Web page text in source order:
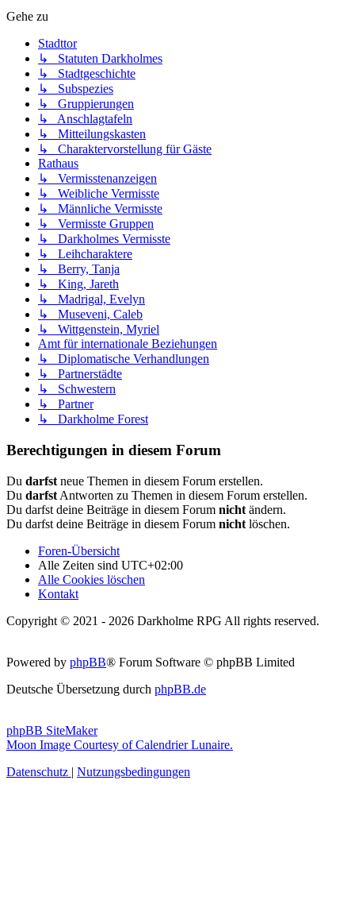
Gehe zu
Stadttor
↳ Statuten Darkholmes
↳ Stadtgeschichte
↳ Subspezies
↳ Gruppierungen
↳ Anschlagtafeln
↳ Mitteilungskasten
↳ Charaktervorstellung für Gäste
Rathaus
↳ Vermisstenanzeigen
↳ Weibliche Vermisste
↳ Männliche Vermisste
↳ Vermisste Gruppen
↳ Darkholmes Vermisste
↳ Leihcharaktere
↳ Berry, Tanja
↳ King, Jareth
↳ Madrigal, Evelyn
↳ Museveni, Caleb
↳ Wittgenstein, Myriel
Amt für internationale Beziehungen
↳ Diplomatische Verhandlungen
↳ Partnerstädte
↳ Schwestern
↳ Partner
↳ Darkholme Forest
Berechtigungen in diesem Forum
Du darfst neue Themen in diesem Forum erstellen.
Du darfst Antworten zu Themen in diesem Forum erstellen.
Du darfst deine Beiträge in diesem Forum nicht ändern.
Du darfst deine Beiträge in diesem Forum nicht löschen.
Foren-Übersicht
Alle Zeiten sind UTC+02:00
Alle Cookies löschen
Kontakt
Copyright © 2021 - 2026 Darkholme RPG All rights reserved.
Powered by phpBB® Forum Software © phpBB Limited
Deutsche Übersetzung durch phpBB.de
phpBB SiteMaker
Moon Image Courtesy of Calendrier Lunaire.
Datenschutz | Nutzungsbedingungen